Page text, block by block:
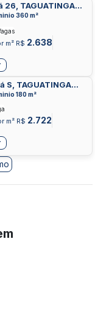
26, TAGUATINGA
360 m²
m² R$ 2.638
S, TAGUATINGA
180 m²
m² R$ 2.722